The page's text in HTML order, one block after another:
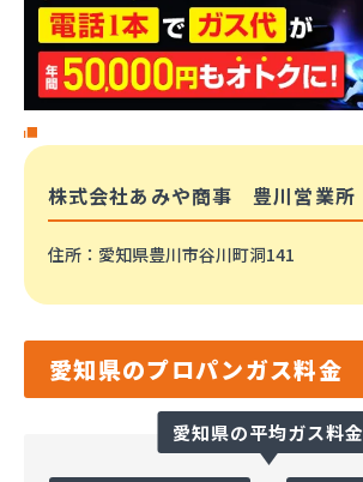
株式会社あみや商事 豊川営業所
住所 ：愛知県豊川市谷川町洞141
愛知県のプロパンガス料金
愛知県の平均ガス料金